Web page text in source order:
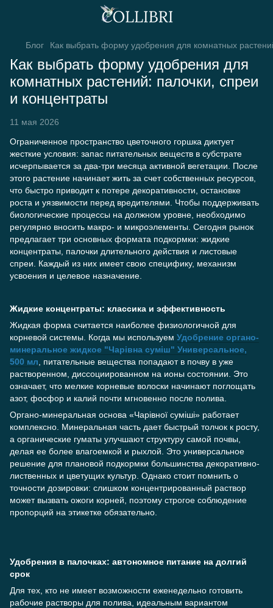
Блог Как выбрать форму удобрения для комнатных
Как выбрать форму удобрения для
комнатных растений: палочки, спреи
и концентраты
11 мая 2026
Ограниченное пространство цветочного горшка диктует
жесткие условия: запас питательных веществ в субстрате
исчерпывается за два-три месяца активной вегетации. После
этого растение начинает жить за счет собственных ресурсов,
что быстро приводит к потере декоративности, остановке
роста и уязвимости перед вредителями. Чтобы поддерживать
биологические процессы на должном уровне, необходимо
регулярно вносить макро- и микроэлементы. Сегодня рынок
предлагает три основных формата подкормки: жидкие
концентраты, палочки длительного действия и листовые
спреи. Каждый из них имеет свою специфику, механизм
усвоения и целевое назначение.
Жидкие концентраты: классика и эффективность
Жидкая форма считается наиболее физиологичной для
корневой системы. Когда мы используем Удобрение органо-
минеральное жидкое "Чарівна суміш" Универсальное,
500 мл , питательные вещества попадают в почву в уже
растворенном, диссоциированном на ионы состоянии. Это
означает, что мелкие корневые волоски начинают поглощать
азот, фосфор и калий почти мгновенно после полива.
Органо-минеральная основа «Чарівної суміші» работает
комплексно. Минеральная часть дает быстрый толчок к росту,
а органические гуматы улучшают структуру самой почвы,
делая ее более влагоемкой и рыхлой. Это универсальное
решение для плановой подкормки большинства декоративно-
лиственных и цветущих культур. Однако стоит помнить о
точности дозировки: слишком концентрированный раствор
может вызвать ожоги корней, поэтому строгое соблюдение
пропорций на этикетке обязательно.
Удобрения в палочках: автономное питание на долгий
срок
Для тех, кто не имеет возможности еженедельно готовить
рабочие растворы для полива, идеальным вариантом